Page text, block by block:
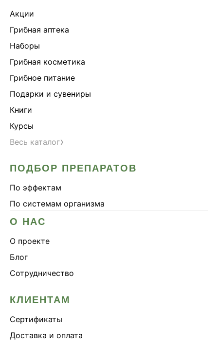
Акции
Грибная аптека
Наборы
Грибная косметика
Грибное питание
Подарки и сувениры
Книги
Курсы
Весь каталог›
ПОДБОР ПРЕПАРАТОВ
По эффектам
По системам организма
О НАС
О проекте
Блог
Сотрудничество
КЛИЕНТАМ
Сертификаты
Доставка и оплата